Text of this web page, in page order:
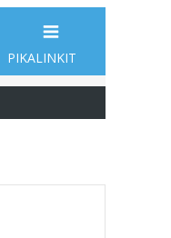
PIKALINKIT